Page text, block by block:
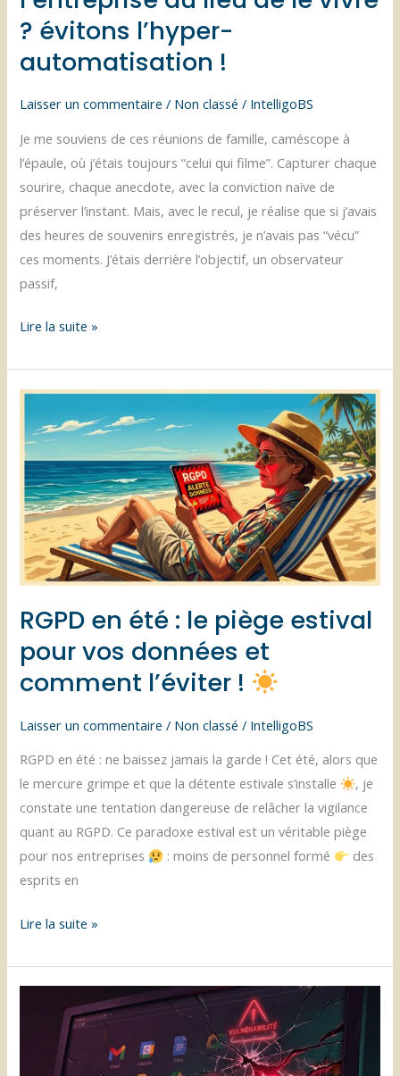
? évitons l’hyper-
automatisation !
Laisser un commentaire / Non classé / IntelligoBS
Je me souviens de ces réunions de famille, caméscope à
l’épaule, où j’étais toujours “celui qui filme”. Capturer chaque
sourire, chaque anecdote, avec la conviction naïve de
préserver l’instant. Mais, avec le recul, je réalise que si j’avais
des heures de souvenirs enregistrés, je n’avais pas “vécu”
ces moments. J’étais derrière l’objectif, un observateur
passif,
L’IA
filmons-
nous
l’avenir
de
l’entreprise
au
lieu
de
le
vivre
?
l’hyper-
automatisation
Lire la suite »
RGPD en été : le piège estival
pour vos données et
comment l’éviter !
Laisser un commentaire / Non classé / IntelligoBS
RGPD en été : ne baissez jamais la garde ! Cet été, alors que
le mercure grimpe et que la détente estivale s’installe
, je
constate une tentation dangereuse de relâcher la vigilance
quant au RGPD. Ce paradoxe estival est un véritable piège
pour nos entreprises
: moins de personnel formé
des
esprits en
RGPD
été
Lire la suite »